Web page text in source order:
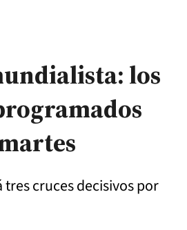
los
cruces decisivos por